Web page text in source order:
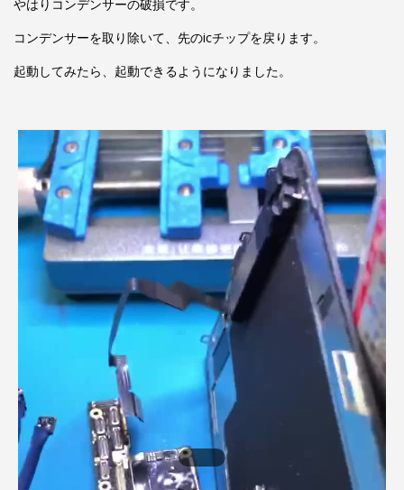
やはりコンデンサーの破損です。
コンデンサーを取り除いて、先のicチップを戻ります。
起動してみたら、起動できるようになりました。